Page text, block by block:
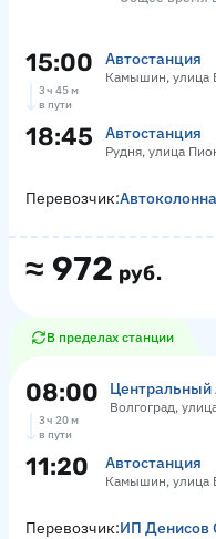
15:00 Автостанция
Камышин, улица
3 ч 45 м
в пути
18:45 Автостанция
Рудня, улица
≈ 972 руб.
Перевозчик:
В пределах станции
08:00 Центральный
Волгоград,
3 ч 20 м
в пути
11:20 Автостанция
Камышин, улица
Перевозчик:ИП Денисов